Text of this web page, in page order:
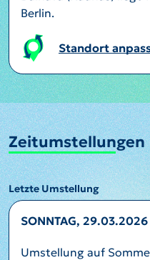
Berlin.
Standort
Zeitumstellungen
Letzte Umstellung
SONNTAG, 29.03.2026
Umstellung auf